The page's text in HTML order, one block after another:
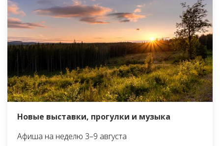
Новые выставки, прогулки и музыка
Афиша на неделю 3–9 августа